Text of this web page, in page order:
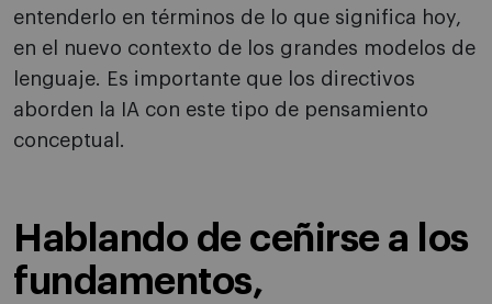
entenderlo en términos de lo que significa hoy,
en el nuevo contexto de los grandes modelos de
lenguaje. Es importante que los directivos
aborden la IA con este tipo de pensamiento
conceptual.
Hablando de ceñirse a los
fundamentos,